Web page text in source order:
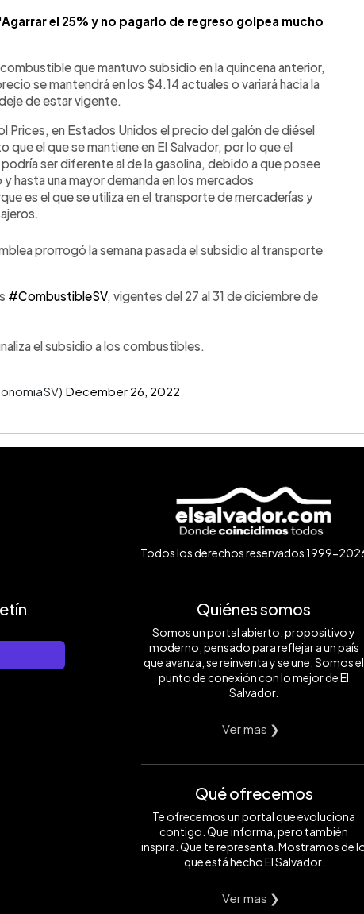
el 25% y no pagarlo de regreso golpea mucho
que mantuvo subsidio en la quincena anterior,
se mantendrá en los $4.14 actuales o variará hacia la
de estar vigente.
Prices, en Estados Unidos el precio del galón de diésel
que el que se mantiene en El Salvador, por lo que el
ser diferente al de la gasolina, debido a que posee
hasta una mayor demanda en los mercados
es el que se utiliza en el transporte de mercaderías y
prorrogó la semana pasada el subsidio al transporte
#CombustibleSV, vigentes del 27 al 31 de diciembre de
el subsidio a los combustibles.
December 26, 2022
Todos los derechos reservados 1999-
Quiénes somos
Somos un portal abierto, propositivo y
moderno, pensado para reflejar a un país
que avanza, se reinventa y se une. Somos el
punto de conexión con lo mejor de El
Salvador.
Ver mas ❯
Qué ofrecemos
Te ofrecemos un portal que evoluciona
contigo. Que informa, pero también
inspira. Que te representa. Mostramos de
que está hecho El Salvador.
Ver mas ❯